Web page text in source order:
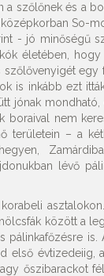
szőlőnek és a
So-
- jó minőségű
életében,
is inkább ezt
jónak
boraival nem
területein – a
lévő
között a
pálinkafőzésre
évtizedeiig,
őszibarackot